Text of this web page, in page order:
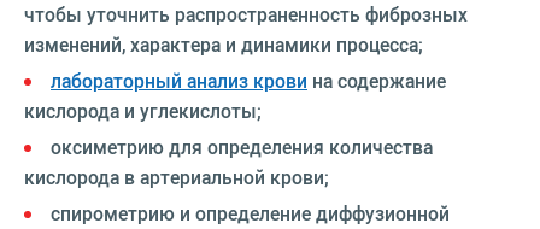
чтобы уточнить распространенность фиброзных
изменений, характера и динамики процесса;
лабораторный анализ крови на содержание
кислорода и углекислоты;
оксиметрию для определения количества
кислорода в артериальной крови;
спирометрию и определение диффузионной